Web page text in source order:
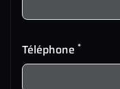
Téléphone *